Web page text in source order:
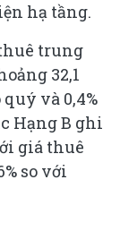
hạ tầng.
trung
32,1
và 0,4%
Hạng B ghi
giá thuê
so với